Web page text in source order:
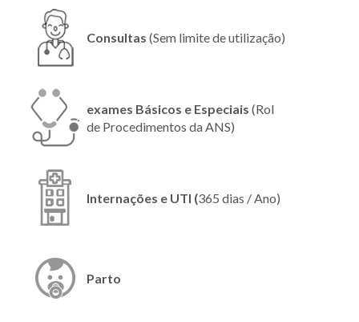
Consultas (Sem limite de utilização)
exames Básicos e Especiais (Rol
de Procedimentos da ANS)
Internações e UTI (365 dias / Ano)
Parto